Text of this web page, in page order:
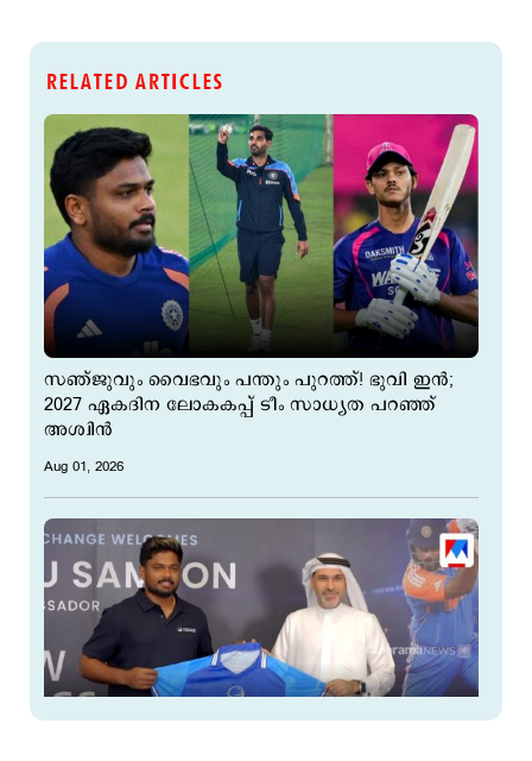
RELATED ARTICLES
സഞ്ജുവും വൈഭവും പന്തും പുറത്ത്! ഭുവി ഇന്‍;
2027 ഏകദിന ലോകകപ്പ് ടീം സാധ്യത പറഞ്ഞ്
അശ്വിന്‍
Aug 01, 2026